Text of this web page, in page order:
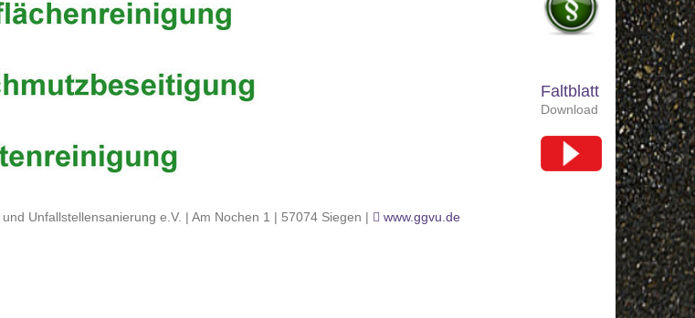
Unfallstellensanierung e.V. | Am Nochen 1 | 57074 Siegen | www.ggvu.de
Faltblatt
Download